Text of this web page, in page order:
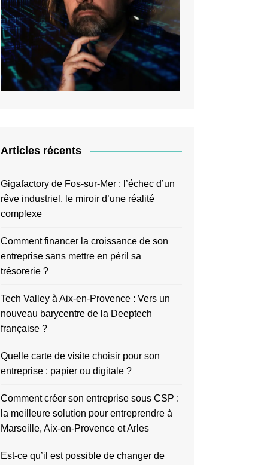
Articles récents
Gigafactory de Fos-sur-Mer : l’échec d’un
rêve industriel, le miroir d’une réalité
complexe
Comment financer la croissance de son
entreprise sans mettre en péril sa
trésorerie ?
Tech Valley à Aix-en-Provence : Vers un
nouveau barycentre de la Deeptech
française ?
Quelle carte de visite choisir pour son
entreprise : papier ou digitale ?
Comment créer son entreprise sous CSP :
la meilleure solution pour entreprendre à
Marseille, Aix-en-Provence et Arles
Est-ce qu’il est possible de changer de